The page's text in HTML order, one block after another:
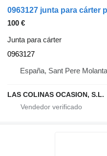
0963127 junta para cárter
100 €
Junta para cárter
0963127
España, Sant Pere
LAS COLINAS OCASION, S.L.